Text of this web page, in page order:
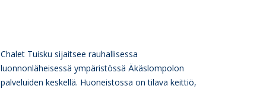
Chalet Tuisku sijaitsee rauhallisessa
luonnonläheisessä ympäristössä Äkäslompolon
palveluiden keskellä. Huoneistossa on tilava keittiö,